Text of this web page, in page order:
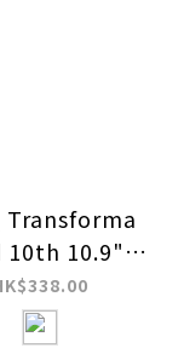
Transforma
10th 10.9"
/ iPad Mini
薄多功能可立